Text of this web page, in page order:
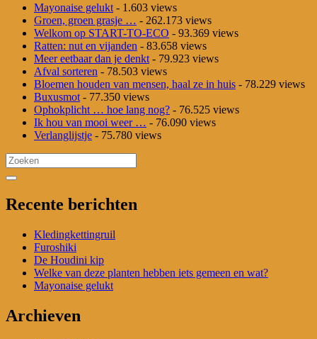
Mayonaise gelukt - 1.603 views
Groen, groen grasje … - 262.173 views
Welkom op START-TO-ECO - 93.369 views
Ratten: nut en vijanden - 83.658 views
Meer eetbaar dan je denkt - 79.923 views
Afval sorteren - 78.503 views
Bloemen houden van mensen, haal ze in huis - 78.229 views
Buxusmot - 77.350 views
Ophokplicht … hoe lang nog? - 76.525 views
Ik hou van mooi weer … - 76.090 views
Verlanglijstje - 75.780 views
Search
for:
Recente berichten
Kledingkettingruil
Furoshiki
De Houdini kip
Welke van deze planten hebben iets gemeen en wat?
Mayonaise gelukt
Archieven